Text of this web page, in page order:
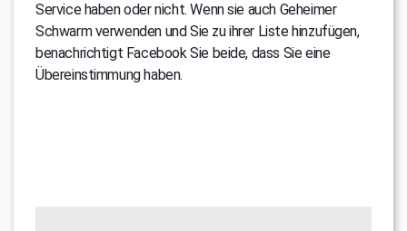
Service haben oder nicht. Wenn sie auch Geheimer
Schwarm verwenden und Sie zu ihrer Liste hinzufügen,
benachrichtigt Facebook Sie beide, dass Sie eine
Übereinstimmung haben.